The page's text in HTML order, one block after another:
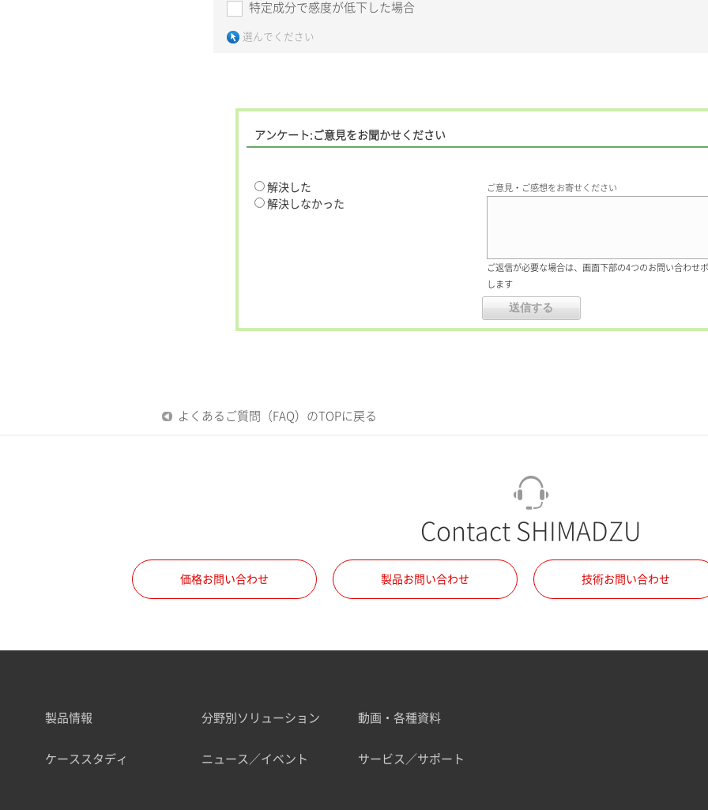
特定成分で感度が低下した場合
選んでください
アンケート:ご意見をお聞かせください
解決した
解決しなかった
ご意見・ご感想をお寄せください
ご返信が必要な場合は、画面下部の4つのお問い合わせ
します
よくあるご質問（FAQ）のTOPに戻る
Contact SHIMADZU
価格お問い合わせ 製品お問い合わせ 技術お問い合わせ
製品情報 分野別ソリューション 動画・各種資料
ケーススタディ ニュース／イベント サービス／サポート